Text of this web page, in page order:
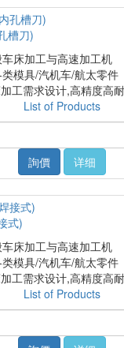
槽刀)
床加工与高速加工机
模具/汽机车/航太零件
工需求设计,高精度高
List of Products
詢價
详细
式)
床加工与高速加工机
模具/汽机车/航太零件
工需求设计,高精度高
List of Products